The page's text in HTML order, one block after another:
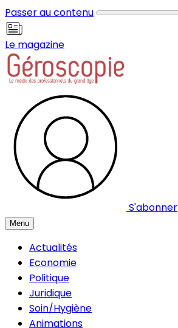
Passer au contenu
Le magazine
S'abonner
Menu
Actualités
Economie
Politique
Juridique
Soin/Hygiène
Animations
Panneau de gestion des cookies